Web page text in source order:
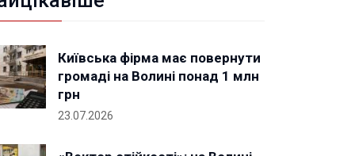
Київська фірма має повернути
громаді на Волині понад 1 млн
грн
23.07.2026